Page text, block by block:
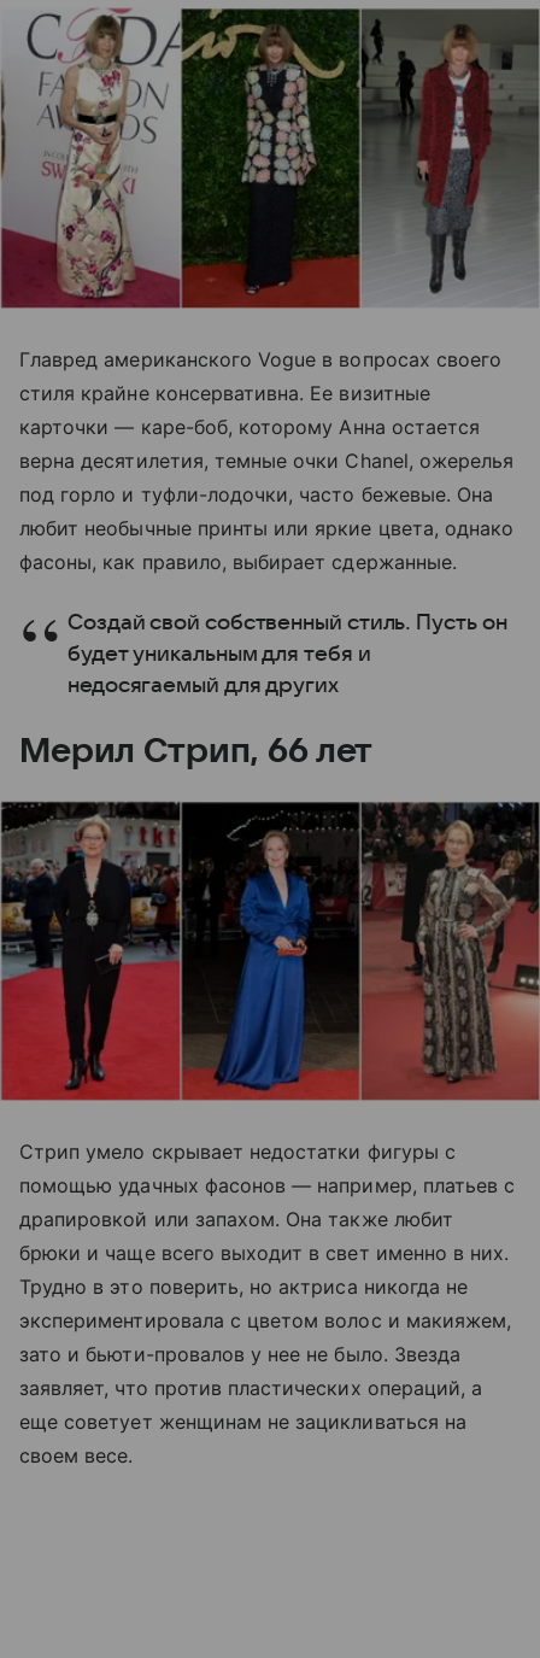
Главред американского Vogue в вопросах своего
стиля крайне консервативна. Ее визитные
карточки— каре-боб, которому Анна остается
верна десятилетия, темные очки Chanel, ожерелья
под горло и туфли-лодочки, часто бежевые. Она
любит необычные принты или яркие цвета, однако
фасоны, как правило, выбирает сдержанные.
Создай свой собственный стиль. Пусть он
будет уникальным для тебя и
недосягаемый для других
Мерил Стрип, 66 лет
Стрип умело скрывает недостатки фигуры с
помощью удачных фасонов— например, платьев с
драпировкой или запахом. Она также любит
брюки и чаще всего выходит в свет именно в них.
Трудно в это поверить, но актриса никогда не
экспериментировала с цветом волос и макияжем,
зато и бьюти-провалов у нее не было. Звезда
заявляет, что против пластических операций, а
еще советует женщинам не зацикливаться на
своем весе.